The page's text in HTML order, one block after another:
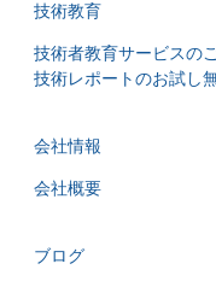
技術教育
技術者教育サービスの
技術レポートのお試し
会社情報
会社概要
ブログ